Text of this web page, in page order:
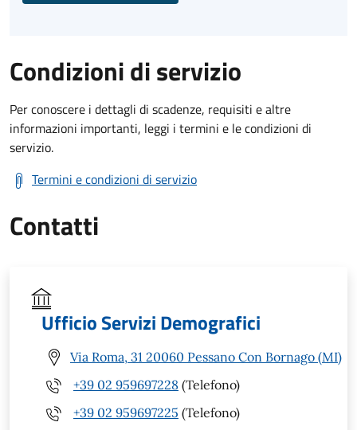
Condizioni di servizio
Per conoscere i dettagli di scadenze, requisiti e altre
informazioni importanti, leggi i termini e le condizioni di
servizio.
Termini e condizioni di servizio
Contatti
Ufficio Servizi Demografici
Via Roma, 31 20060 Pessano Con Bornago (MI)
+39 02 959697228 (Telefono)
+39 02 959697225 (Telefono)